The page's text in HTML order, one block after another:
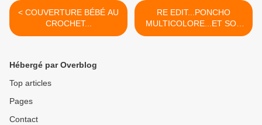
< COUVERTURE BÉBÉ AU
CROCHET...
RE EDIT...PONCHO
MULTICOLORE...ET SON
TUTO EN PDF... >
Hébergé par Overblog
Top articles
Pages
Contact